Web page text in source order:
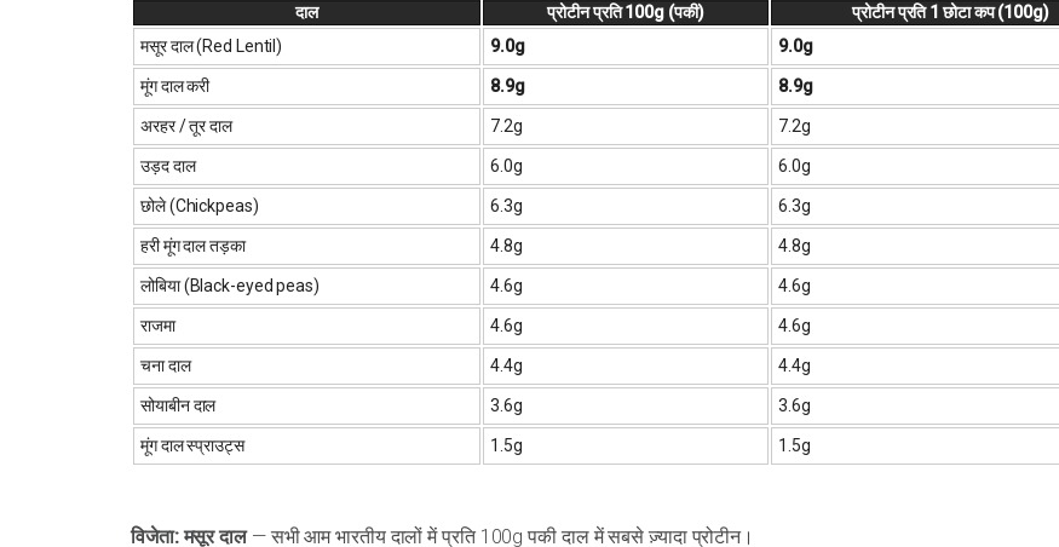
दाल प्रोटीन प्रति 100g (पकी)
प्रोटीन प्रति 1 छोटा कप (100g)
मसूर दाल (Red Lentil)
9.0g 9.0g
मूंग दाल करी 8.9g 8.9g
अरहर / तूर दाल 7.2g 7.2g
उड़द दाल 6.0g 6.0g
छोले (Chickpeas) 6.3g 6.3g
हरी मूंग दाल तड़का 4.8g 4.8g
लोबिया (Black-eyed peas) 4.6g 4.6g
राजमा 4.6g 4.6g
चना दाल 4.4g 4.4g
सोयाबीन दाल 3.6g 3.6g
मूंग दाल स्प्राउट्स 1.5g 1.5g
विजेता: मसूर दाल— सभी आम भारतीय दालों में प्रति 100g पकी दाल में सबसे ज़्यादा प्रोटीन।